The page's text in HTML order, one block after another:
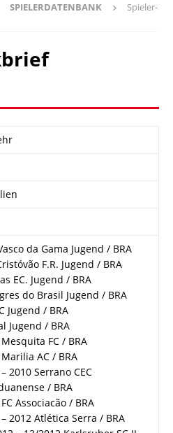
SPIELERDATENBANK
Spieler-
da Gama Jugend / BRA
F.R. Jugend / BRA
EC. Jugend / BRA
do Brasil Jugend / BRA
Jugend / BRA
Jugend / BRA
FC / BRA
AC / BRA
2010 Serrano CEC
/ BRA
Associacão / BRA
2012 Atlética Serra / BRA